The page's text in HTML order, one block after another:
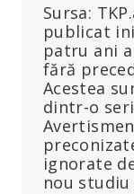
Sursa:
publicat
patru ani
fără
Acestea
dintr-o
ignorate
nou